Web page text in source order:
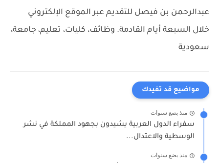
عبدالرحمن بن فيصل للتقديم عبر الموقع الإلكتروني
خلال السبعة أيام القادمة. وظائف، كليات، تعليم، جامعة،
سعودية
مواضيع قد تفيدك
منذ بضع سنوات
سفراء الدول العربية يشيدون بجهود المملكة في نشر
الوسطية والاعتدال...
منذ بضع سنوات